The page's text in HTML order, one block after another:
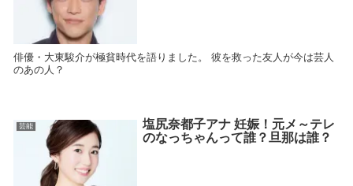
俳優・大東駿介が極貧時代を語りました。 彼を救った友人が今は芸人
のあの人？
芸能
塩尻奈都子アナ 妊娠！元メ～テレ
のなっちゃんって誰？旦那は誰？